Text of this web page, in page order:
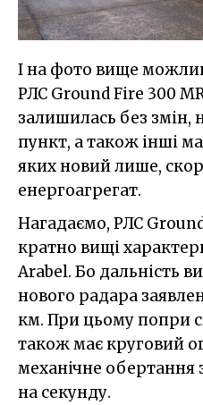
І на фото вище
РЛС Ground Fire 300
залишилась без
пункт, а також інші
яких новий лише,
енергоагрегат.
Нагадаємо, РЛС
кратно вищі
Arabel. Бо дальність
нового радара
км. При цьому попри
також має круговий
механічне обертання
на секунду.